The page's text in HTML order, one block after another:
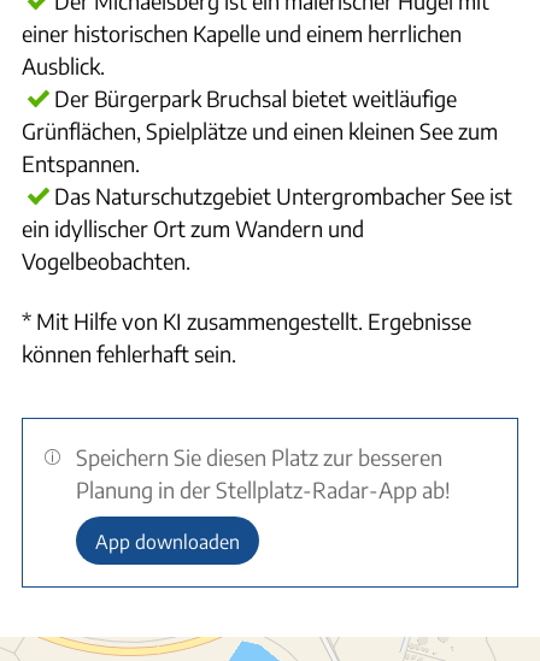
einer historischen Kapelle und einem herrlichen
Ausblick.
Der Bürgerpark Bruchsal bietet weitläufige
Grünflächen, Spielplätze und einen kleinen See zum
Entspannen.
Das Naturschutzgebiet Untergrombacher See ist
ein idyllischer Ort zum Wandern und
Vogelbeobachten.
* Mit Hilfe von KI zusammengestellt. Ergebnisse
können fehlerhaft sein.
Speichern Sie diesen Platz zur besseren
Planung in der Stellplatz-Radar-App ab!
App downloaden